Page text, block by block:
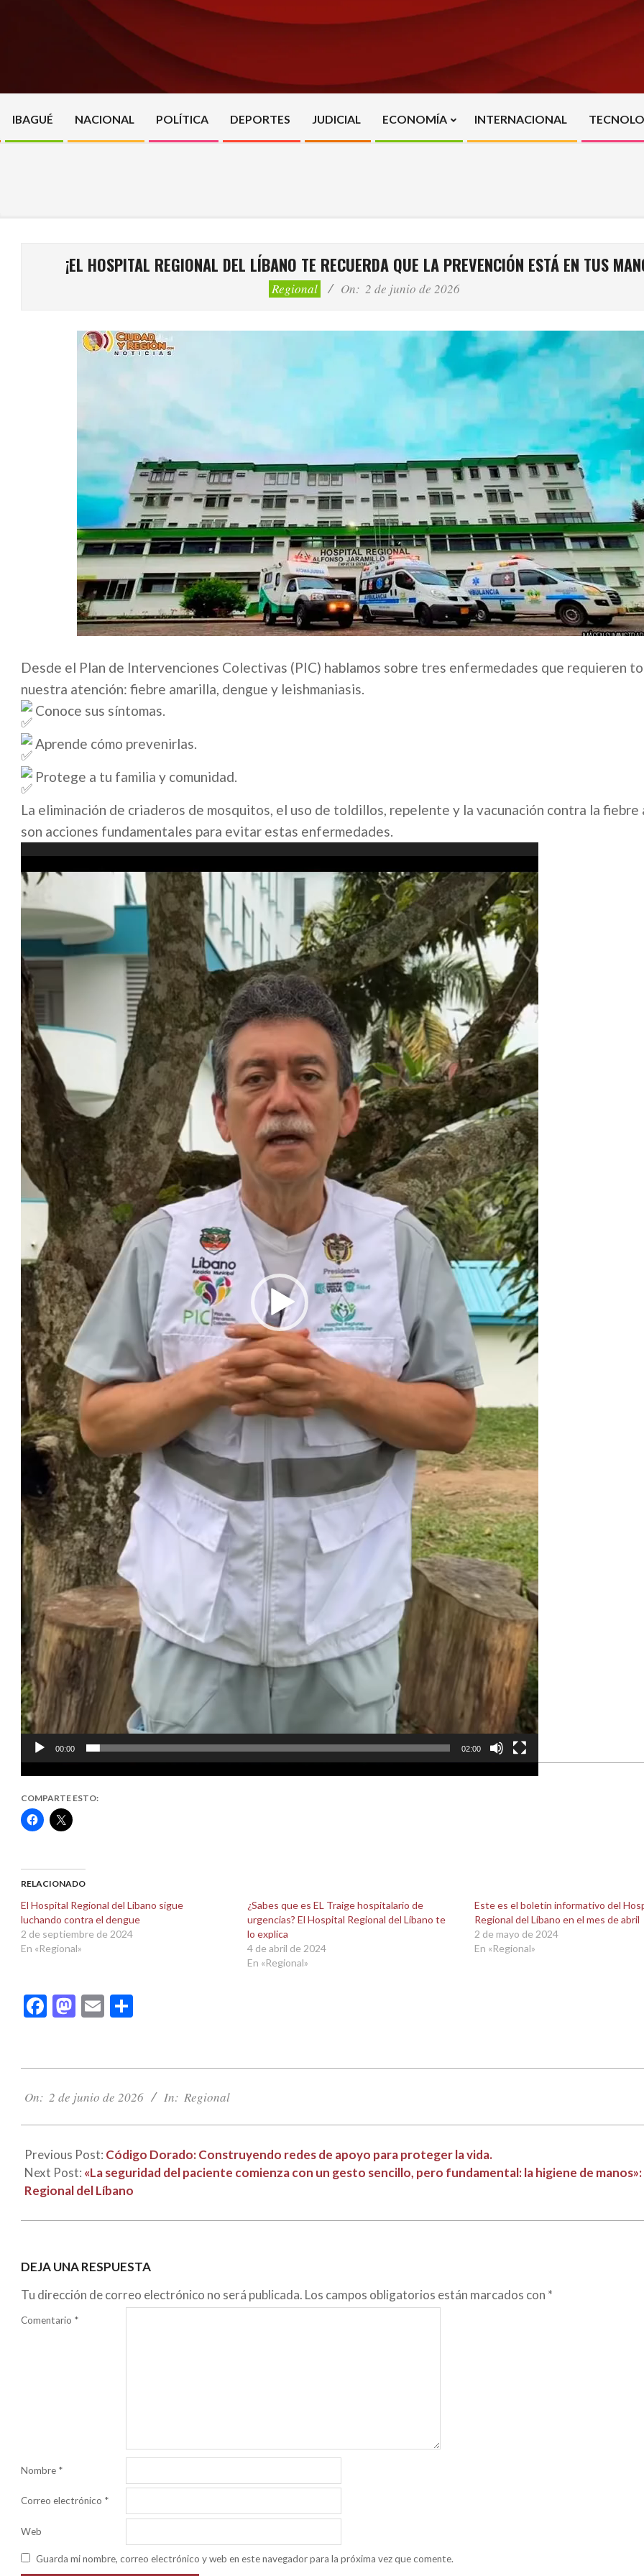
Primary
Navigation
IBAGUÉ NACIONAL POLÍTICA DEPORTES JUDICIAL ECONOMÍA INTERNACIONAL
¡EL HOSPITAL REGIONAL DEL LÍBANO TE RECUERDA QUE LA PREVENCIÓN ESTÁ EN TUS
Regional On: 2 de junio de 2026
Desde el Plan de Intervenciones Colectivas (PIC) hablamos sobre tres enfermedades que requieren
nuestra atención: fiebre amarilla, dengue y leishmaniasis.
Conoce sus síntomas.
Aprende cómo prevenirlas.
Protege a tu familia y comunidad.
La eliminación de criaderos de mosquitos, el uso de toldillos, repelente y la vacunación contra la fiebre
son acciones fundamentales para evitar estas enfermedades.
Reproductor
de
vídeo
00:00 02:00
COMPARTE ESTO:
Haz
clic
abre
una
ventana
nueva)
Haz
clic
abre
una
ventana
nueva)
RELACIONADO
El Hospital Regional del Líbano sigue
luchando contra el dengue
2 de septiembre de 2024
En «Regional»
¿Sabes que es EL Traige hospitalario de
urgencias? El Hospital Regional del Líbano te
lo explica
4 de abril de 2024
En «Regional»
Este es el boletín informativo del
Regional del Líbano en el mes de abril
2 de mayo de 2024
En «Regional»
Facebook
Mastodon
Email
06-
On: 2 de junio de 2026 In: Regional
Previous Post: Código Dorado: Construyendo redes de apoyo para proteger la vida.
Next Post: «La seguridad del paciente comienza con un gesto sencillo, pero fundamental: la higiene de
Regional del Líbano
DEJA UNA RESPUESTA
Tu dirección de correo electrónico no será publicada. Los campos obligatorios están marcados con *
Comentario *
Nombre *
Correo electrónico *
Web
Guarda mi nombre, correo electrónico y web en este navegador para la próxima vez que comente.